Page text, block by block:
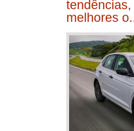
melhores